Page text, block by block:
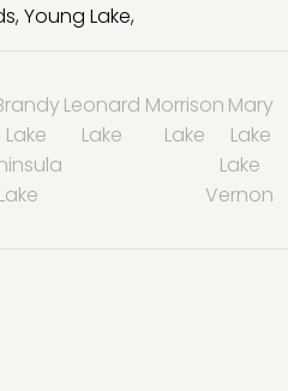
,Young Lake,
Lake
Leonard
Lake
Morrison
Lake
Mary
Lake
Lake
Lake
Vernon